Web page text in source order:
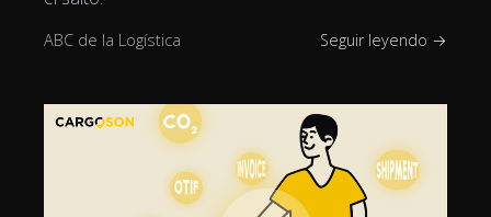
ABC de la Logística Seguir leyendo →